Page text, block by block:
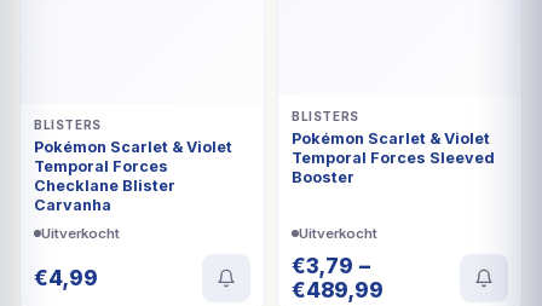
BLISTERS
Pokémon Scarlet & Violet
Temporal Forces
Checklane Blister
Carvanha
Uitverkocht
€4,99
BLISTERS
Pokémon Scarlet & Violet
Temporal Forces Sleeved
Booster
Uitverkocht
€3,79 –
€489,99